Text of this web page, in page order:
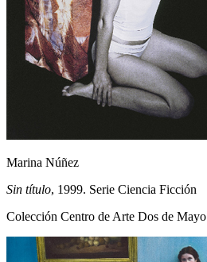
Marina Núñez
Sin título, 1999. Serie Ciencia Ficción
Colección Centro de Arte Dos de Mayo